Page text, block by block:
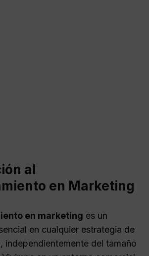
al
en Marketing
en marketing es un
en cualquier estrategia de
independientemente del tamaño